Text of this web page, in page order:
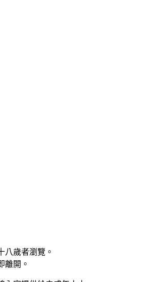
八歲者瀏覽。
離開。